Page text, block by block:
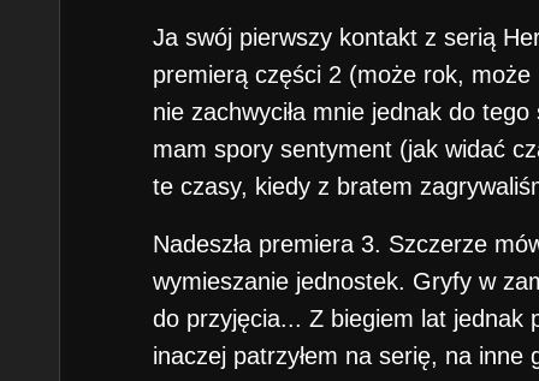
Ja swój pierwszy kontakt z serią
premierą części 2 (może rok,
nie zachwyciła mnie jednak do
mam spory sentyment (jak widać
te czasy, kiedy z bratem
Nadeszła premiera 3. Szczerze
wymieszanie jednostek. Gryfy w
do przyjęcia... Z biegiem lat jednak
inaczej patrzyłem na serię, na inne